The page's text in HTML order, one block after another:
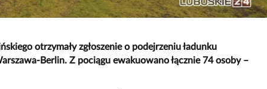
otrzymały zgłoszenie o podejrzeniu ładunku
Berlin. Z pociągu ewakuowano łącznie 74 osoby –